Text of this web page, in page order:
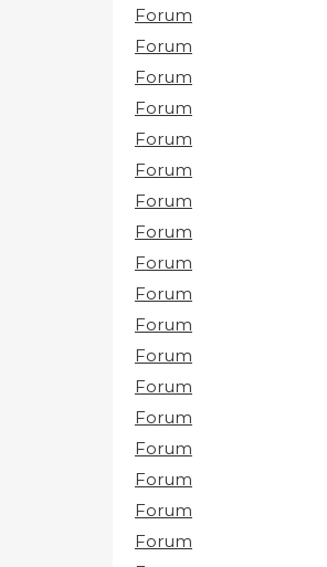
Forum
Forum
Forum
Forum
Forum
Forum
Forum
Forum
Forum
Forum
Forum
Forum
Forum
Forum
Forum
Forum
Forum
Forum